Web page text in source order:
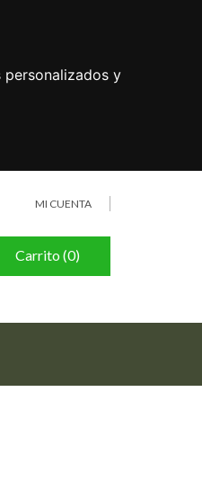
y
MI CUENTA
Carrito (0)